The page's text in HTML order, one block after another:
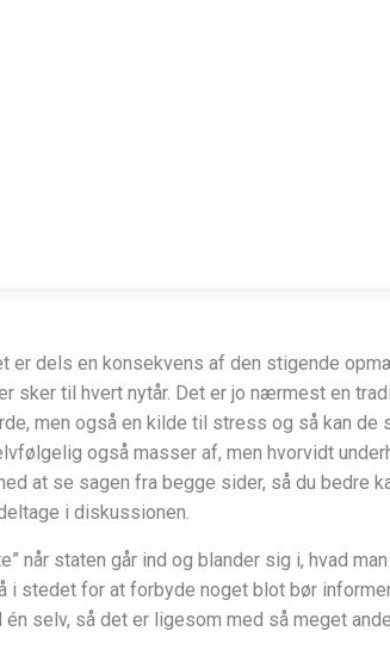
er dels en konsekvens af den stigende
til hvert nytår. Det er jo nærmest en
men også en kilde til stress og så kan de
også masser af, men hvorvidt
at se sagen fra begge sider, så du bedre
i diskussionen.
når staten går ind og blander sig i, hvad
i stedet for at forbyde noget blot bør
selv, så det er ligesom med så meget